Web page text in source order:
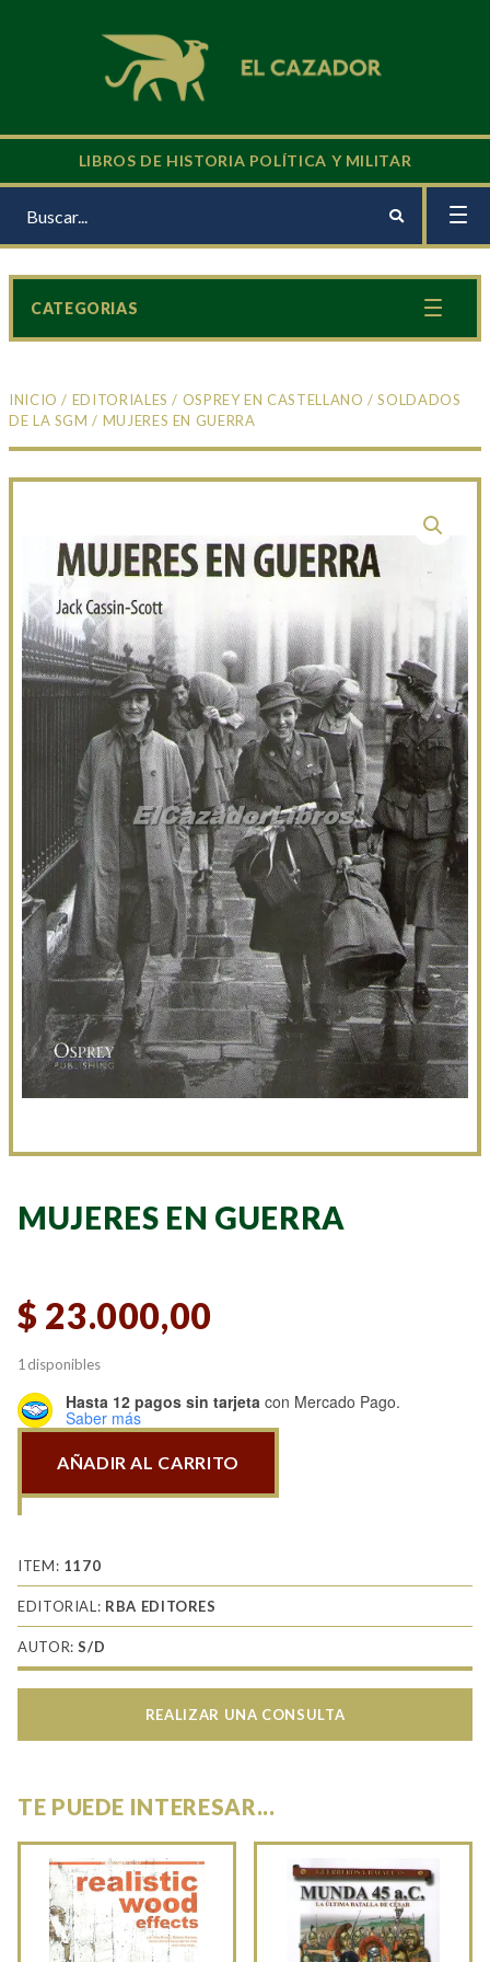
LIBROS DE HISTORIA POLÍTICA Y MILITAR
INICIO / EDITORIALES / OSPREY EN CASTELLANO /SOLDADOS
DE LA SGM / MUJERES EN GUERRA
MUJERES EN GUERRA
$ 23.000,00
1 disponibles
Hasta 12 pagos sin tarjeta con Mercado Pago.
Saber más
en
cantidad
AÑADIR AL CARRITO
ITEM: 1170
EDITORIAL: RBA EDITORES
AUTOR:S/D
REALIZAR UNA CONSULTA
TE PUEDE INTERESAR...
CATEGORIAS